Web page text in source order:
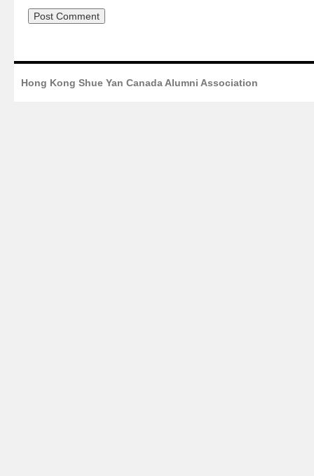
Hong Kong Shue Yan Canada Alumni Association